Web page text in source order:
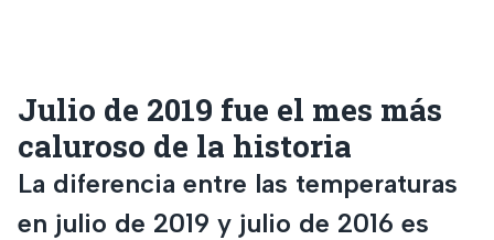
Julio de 2019 fue el mes más
caluroso de la historia
La diferencia entre las temperaturas
en julio de 2019 y julio de 2016 es